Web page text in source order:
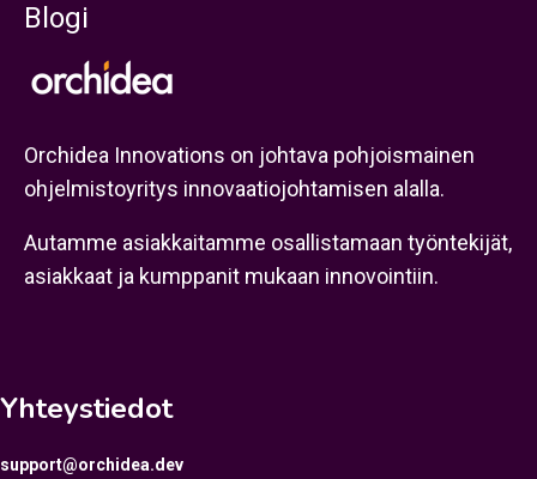
Blogi
Orchidea Innovations on johtava pohjoismainen
ohjelmistoyritys innovaatiojohtamisen alalla.
Autamme asiakkaitamme osallistamaan työntekijät,
asiakkaat ja kumppanit mukaan innovointiin.
Yhteystiedot
support@orchidea.dev